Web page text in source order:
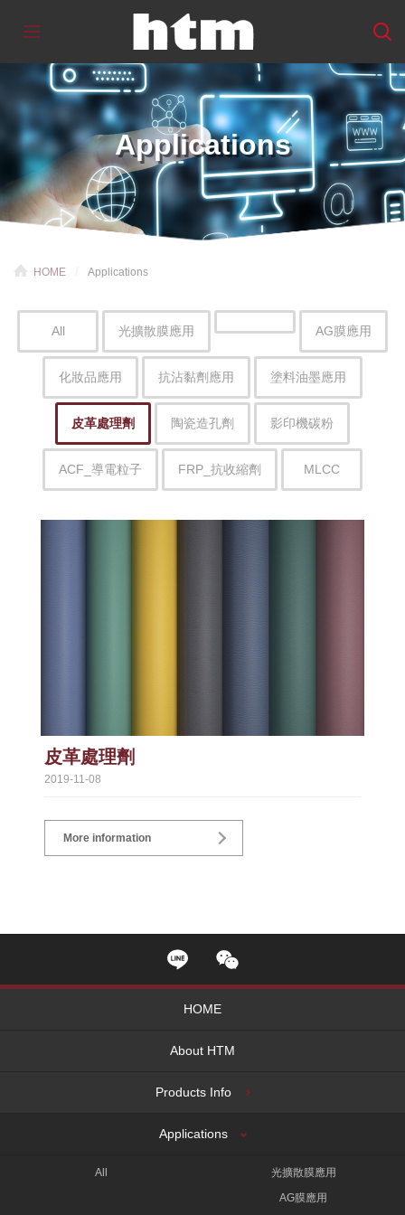
Applications
HOME Applications
All 光擴散膜應用 AG膜應用
化妝品應用 抗沾黏劑應用 塗料油墨應用
皮革處理劑 陶瓷造孔劑 影印機碳粉
ACF_導電粒子 FRP_抗收縮劑 MLCC
皮革處理劑
2019-11-08
More information
HOME
About HTM
Products Info
Applications
All
光擴散膜應用
AG膜應用